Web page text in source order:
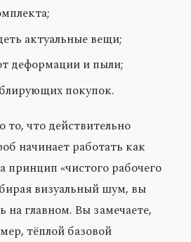
актуальные вещи;
деформации и пыли;
покупок.
то, что действительно
начинает работать как
принцип «чистого рабочего
визуальный шум, вы
на главном. Вы замечаете,
тёплой базовой